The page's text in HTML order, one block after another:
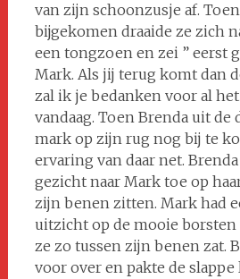
van zijn schoonzusje af.
bijgekomen draaide ze zich
een tongzoen en zei ” eerst
Mark. Als jij terug komt dan
zal ik je bedanken voor al
vandaag. Toen Brenda uit de
mark op zijn rug nog bij te
ervaring van daar net.
gezicht naar Mark toe op
zijn benen zitten. Mark had
uitzicht op de mooie borsten
ze zo tussen zijn benen zat.
voor over en pakte de